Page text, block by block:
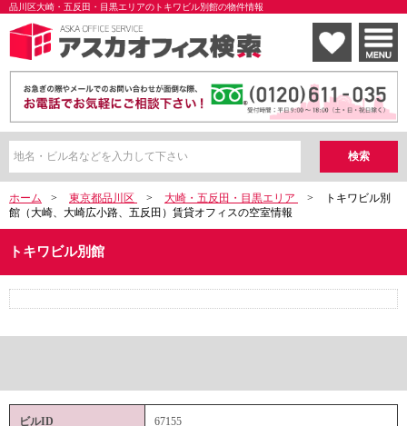
品川区大崎・五反田・目黒エリアのトキワビル別館の物件情報
ホーム > 東京都品川区 > 大崎・五反田・目黒エリア >
トキワビル別
館（大崎、大崎広小路、五反田）賃貸オフィスの空室情報
トキワビル別館
ビルID 67155